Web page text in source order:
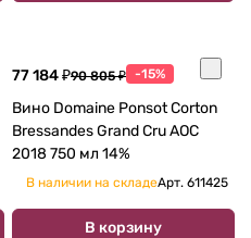
77 184 ₽90 805 ₽ -15%
Вино Domaine Ponsot Corton
Bressandes Grand Cru AOC
2018 750 мл 14%
В наличии на складеАрт. 611425
В корзину